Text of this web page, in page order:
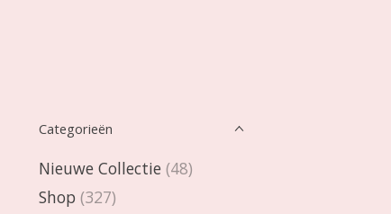
Categorieën
Nieuwe Collectie (48)
Shop (327)